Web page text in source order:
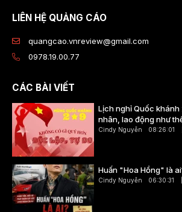
LIÊN HỆ QUẢNG CÁO
quangcao.vnreview@gmail.com
0978.19.00.77
CÁC BÀI VIẾT
Lịch nghỉ Quốc
nhân, lao động như
Cindy Nguyễn 08:26:01
Huấn "Hoa Hồng" là
Cindy Nguyễn 06:30:31